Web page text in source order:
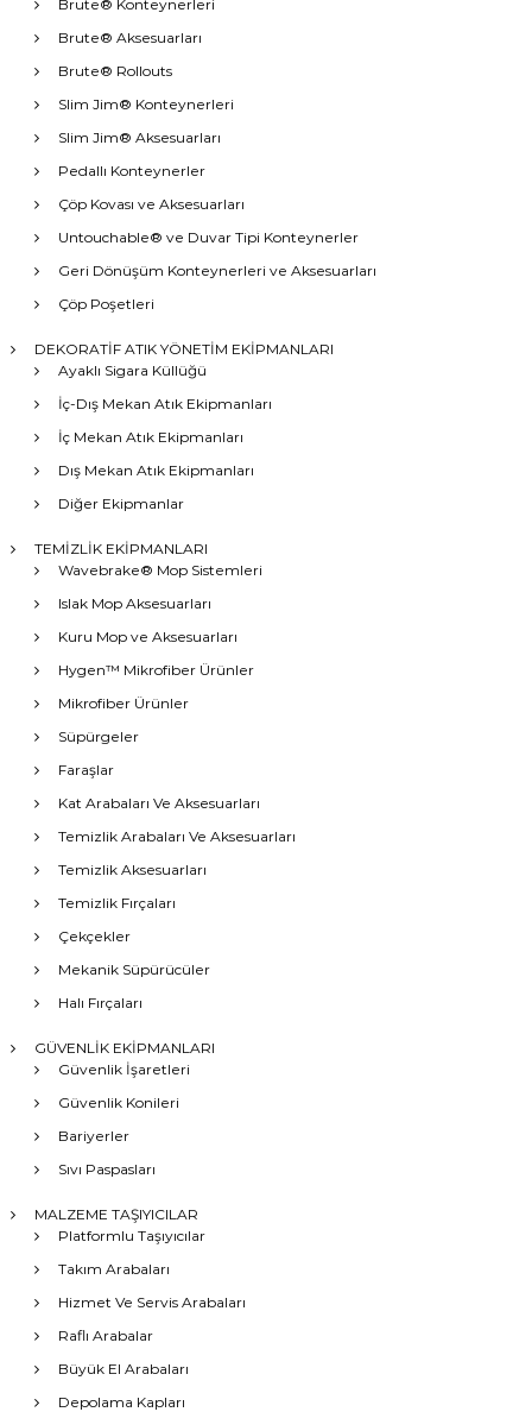
Brute® Konteynerleri
Brute® Aksesuarları
Brute® Rollouts
Slim Jim® Konteynerleri
Slim Jim® Aksesuarları
Pedallı Konteynerler
Çöp Kovası ve Aksesuarları
Untouchable® ve Duvar Tipi Konteynerler
Geri Dönüşüm Konteynerleri ve Aksesuarları
Çöp Poşetleri
DEKORATİF ATIK YÖNETİM EKİPMANLARI
Ayaklı Sigara Küllüğü
İç-Dış Mekan Atık Ekipmanları
İç Mekan Atık Ekipmanları
Dış Mekan Atık Ekipmanları
Diğer Ekipmanlar
TEMİZLİK EKİPMANLARI
Wavebrake® Mop Sistemleri
Islak Mop Aksesuarları
Kuru Mop ve Aksesuarları
Hygen™ Mikrofiber Ürünler
Mikrofiber Ürünler
Süpürgeler
Faraşlar
Kat Arabaları Ve Aksesuarları
Temizlik Arabaları Ve Aksesuarları
Temizlik Aksesuarları
Temizlik Fırçaları
Çekçekler
Mekanik Süpürücüler
Halı Fırçaları
GÜVENLİK EKİPMANLARI
Güvenlik İşaretleri
Güvenlik Konileri
Bariyerler
Sıvı Paspasları
MALZEME TAŞIYICILAR
Platformlu Taşıyıcılar
Takım Arabaları
Hizmet Ve Servis Arabaları
Raflı Arabalar
Büyük El Arabaları
Depolama Kapları